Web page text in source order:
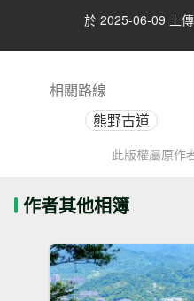
於 2025-06-09 上傳
相關路線
熊野古道
此版權屬原作
作者其他相簿